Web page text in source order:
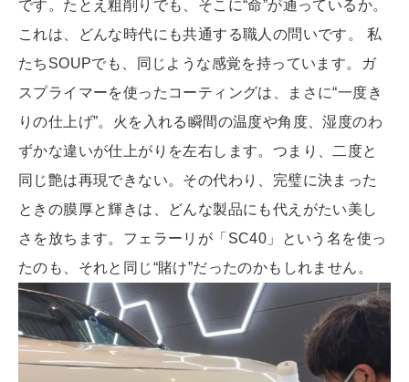
です。たとえ粗削りでも、そこに“命”が通っているか。
これは、どんな時代にも共通する職人の問いです。 私
たちSOUPでも、同じような感覚を持っています。ガ
スプライマーを使ったコーティングは、まさに“一度き
りの仕上げ”。火を入れる瞬間の温度や角度、湿度のわ
ずかな違いが仕上がりを左右します。つまり、二度と
同じ艶は再現できない。その代わり、完璧に決まった
ときの膜厚と輝きは、どんな製品にも代えがたい美し
さを放ちます。フェラーリが「SC40」という名を使っ
たのも、それと同じ“賭け”だったのかもしれません。